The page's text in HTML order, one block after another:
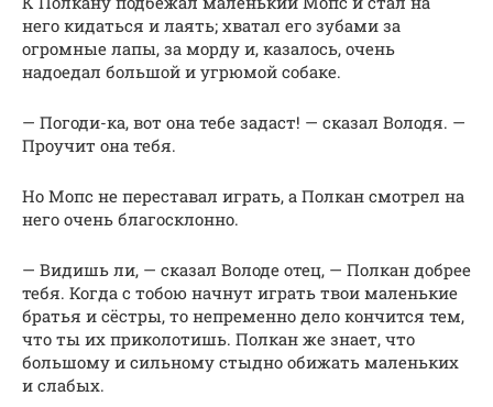
него кидаться и лаять; хватал его зубами за
огромные лапы, за морду и, казалось, очень
надоедал большой и угрюмой собаке.
— Погоди-ка, вот она тебе задаст! — сказал Володя. —
Проучит она тебя.
Но Мопс не переставал играть, а Полкан смотрел на
него очень благосклонно.
— Видишь ли, — сказал Володе отец, — Полкан добрее
тебя. Когда с тобою начнут играть твои маленькие
братья и сёстры, то непременно дело кончится тем,
что ты их приколотишь. Полкан же знает, что
большому и сильному стыдно обижать маленьких
и слабых.